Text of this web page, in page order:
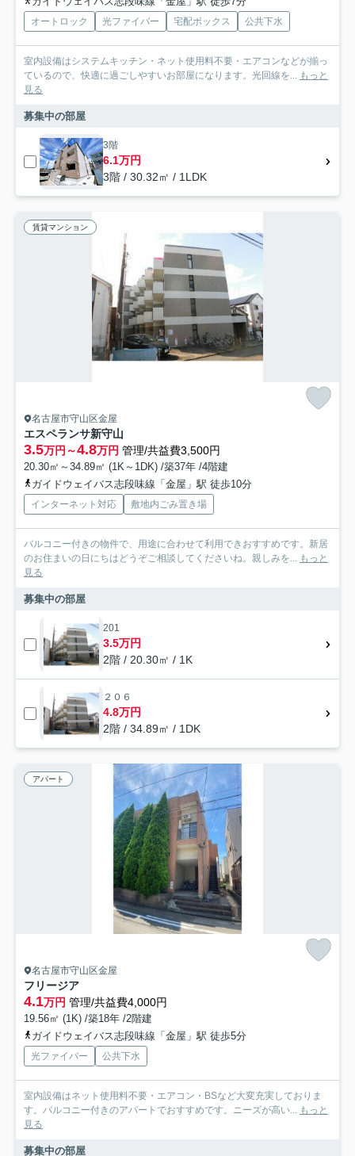
オートロック 光ファイバー 宅配ボックス 公共下水
室内設備はシステムキッチン・ネット使用料不要・エアコンなどが揃っ
ているので、快適に過ごしやすいお部屋になります。光回線を... もっと
見る
募集中の部屋
3階
6.1万円
3階 / 30.32㎡ / 1LDK
賃貸マンション
名古屋市守山区金屋
エスペランサ新守山
3.5万円～4.8万円 管理/共益費3,500円
20.30㎡～34.89㎡ (1K～1DK) /築37年 /4階建
ガイドウェイバス志段味線「金屋」駅 徒歩10分
インターネット対応 敷地内ごみ置き場
バルコニー付きの物件で、用途に合わせて利用できおすすめです。新居
のお住まいの日にちはどうぞご相談してくださいね。親しみを... もっと
見る
募集中の部屋
201
3.5万円
2階 / 20.30㎡ / 1K
２０６
4.8万円
2階 / 34.89㎡ / 1DK
アパート
名古屋市守山区金屋
フリージア
4.1万円 管理/共益費4,000円
19.56㎡ (1K) /築18年 /2階建
ガイドウェイバス志段味線「金屋」駅 徒歩5分
光ファイバー 公共下水
室内設備はネット使用料不要・エアコン・BSなど大変充実しておりま
す。バルコニー付きのアパートでおすすめです。ニーズが高い... もっと
見る
募集中の部屋